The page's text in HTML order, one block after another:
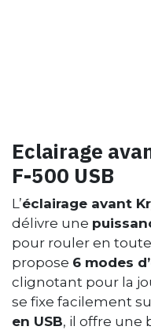
Eclairage
F-500 USB
L’éclairage avant
délivre une
pour rouler en
propose 6 modes
clignotant pour la
se fixe facilement
en USB, il offre une